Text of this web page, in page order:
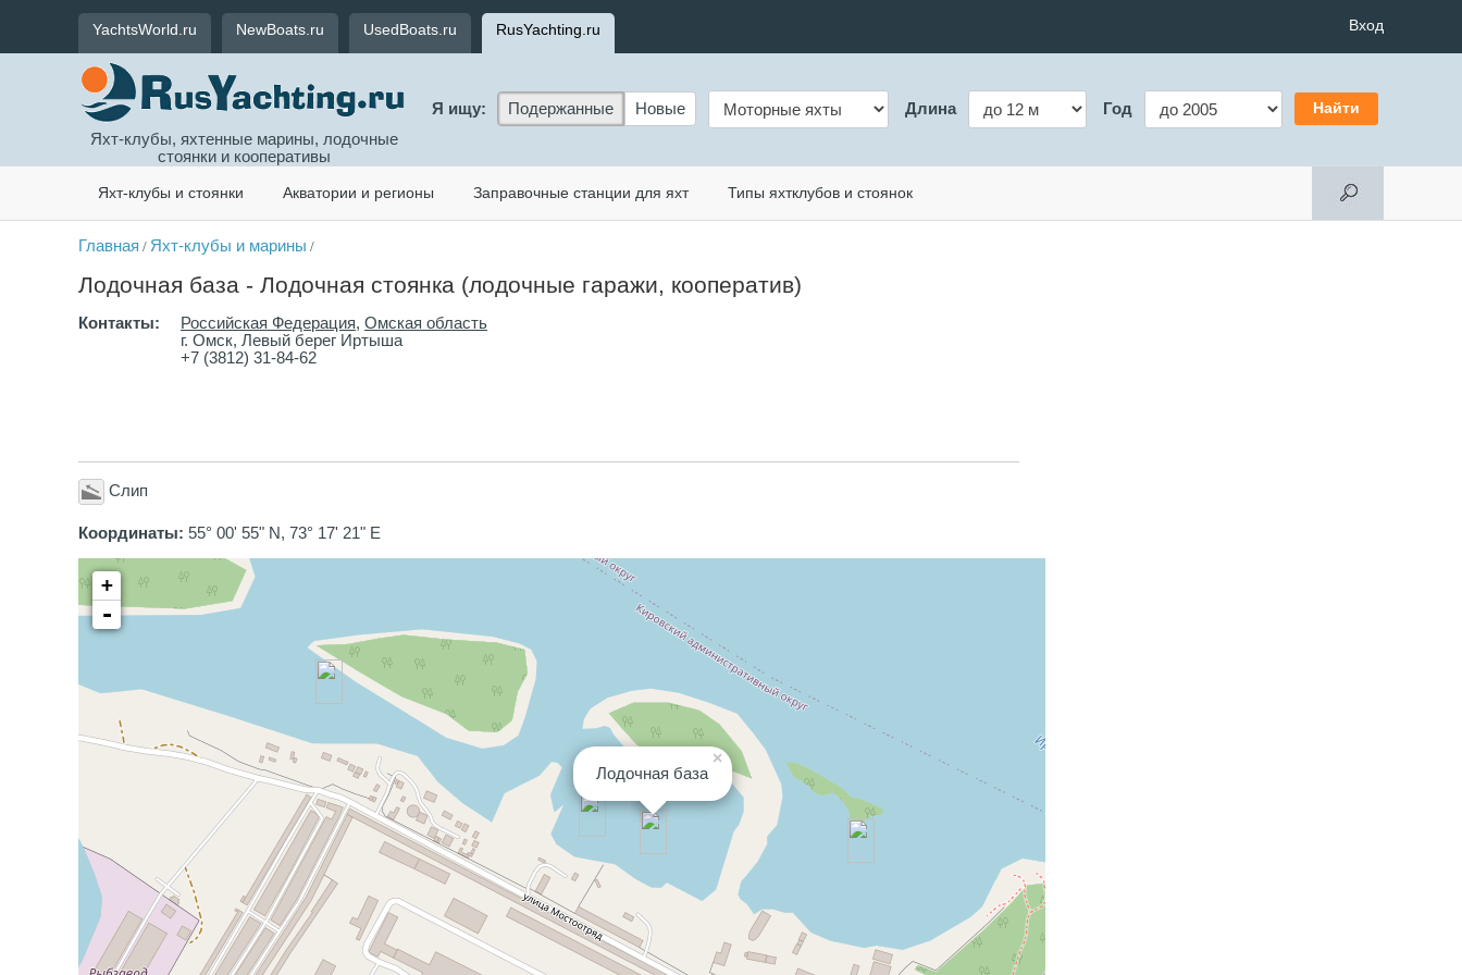
YachtsWorld.ru NewBoats.ru UsedBoats.ru RusYachting.ru Вход
Яхт-клубы, яхтенные марины, лодочные
стоянки и кооперативы
Я ищу: Подержанные Новые Длина Год
Яхт-клубы и стоянки Акватории и регионы Заправочные станции для яхт Типы яхтклубов и стоянок
Главная / Яхт-клубы и марины /
Лодочная база - Лодочная стоянка (лодочные гаражи, кооператив)
Контакты: Российская Федерация, Омская область
г. Омск, Левый берег Иртыша
+7 (3812) 31-84-62
Слип
Координаты: 55° 00' 55" N, 73° 17' 21" E
×
Лодочная база
+
-